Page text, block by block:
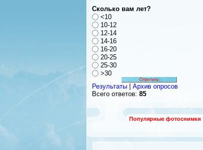
Сколько вам лет?
<10
10-12
12-14
14-16
16-20
20-25
25-30
>30
Результаты
Архив опросов
Всего ответов: 85
Популярные фотоснимки